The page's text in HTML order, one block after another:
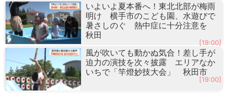
いよいよ夏本番へ！東北北部が梅雨
明け 横手市のこども園、水遊びで
暑さしのぐ 熱中症に十分注意を
秋田
[19:00]
風が吹いても動かぬ気合！差し手が
迫力の演技を次々披露 エリアなか
いちで「竿燈妙技大会」 秋田市
[19:00]